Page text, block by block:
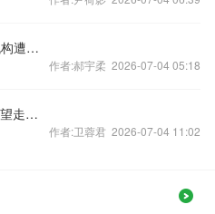
俄驻瑞典大使馆：驻瑞典外交机构遭无人机侵扰逾25次
作者:郝宇柔 2026-07-04 05:18
ETF日报：创新药板块依然有希望走出较完整的上行通道，关注科创创新药ETF、恒生生物科技ETF
作者:卫蓉君 2026-07-04 11:02